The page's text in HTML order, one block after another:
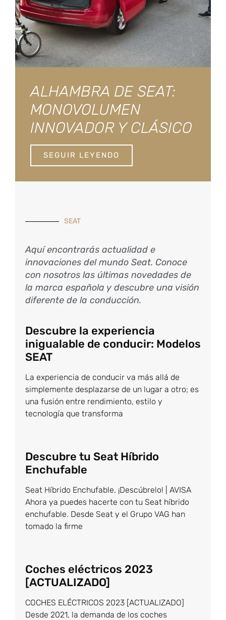
ALHAMBRA DE SEAT:
MONOVOLUMEN
INNOVADOR Y CLÁSICO
SEGUIR LEYENDO
SEAT
Aquí encontrarás actualidad e
innovaciones del mundo Seat. Conoce
con nosotros las últimas novedades de
la marca española y descubre una visión
diferente de la conducción.
Descubre la experiencia
inigualable de conducir: Modelos
SEAT
La experiencia de conducir va más allá de
simplemente desplazarse de un lugar a otro; es
una fusión entre rendimiento, estilo y
tecnología que transforma
Descubre tu Seat Híbrido
Enchufable
Seat Híbrido Enchufable. ¡Descúbrelo! | AVISA
Ahora ya puedes hacerte con tu Seat híbrido
enchufable. Desde Seat y el Grupo VAG han
tomado la firme
Coches eléctricos 2023
[ACTUALIZADO]
COCHES ELÉCTRICOS 2023 [ACTUALIZADO]
Desde 2021, la demanda de los coches